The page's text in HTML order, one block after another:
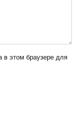
в этом браузере для